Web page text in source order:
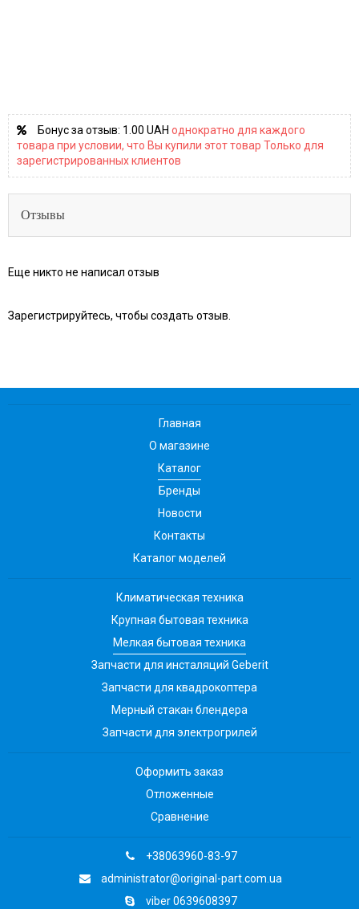
Бонус за отзыв: 1.00 UAH однократно для каждого
товара при условии, что Вы купили этот товар Только для
зарегистрированных клиентов
Отзывы
Еще никто не написал отзыв
Зарегистрируйтесь, чтобы создать отзыв.
Главная
О магазине
Каталог
Бренды
Новости
Контакты
Каталог моделей
Климатическая техника
Крупная бытовая техника
Мелкая бытовая техника
Запчасти для инсталяций Geberit
Запчасти для квадрокоптера
Мерный стакан блендера
Запчасти для электрогрилей
Оформить заказ
Отложенные
Сравнение
+38063960-83-97
administrator@original-part.com.ua
viber 0639608397